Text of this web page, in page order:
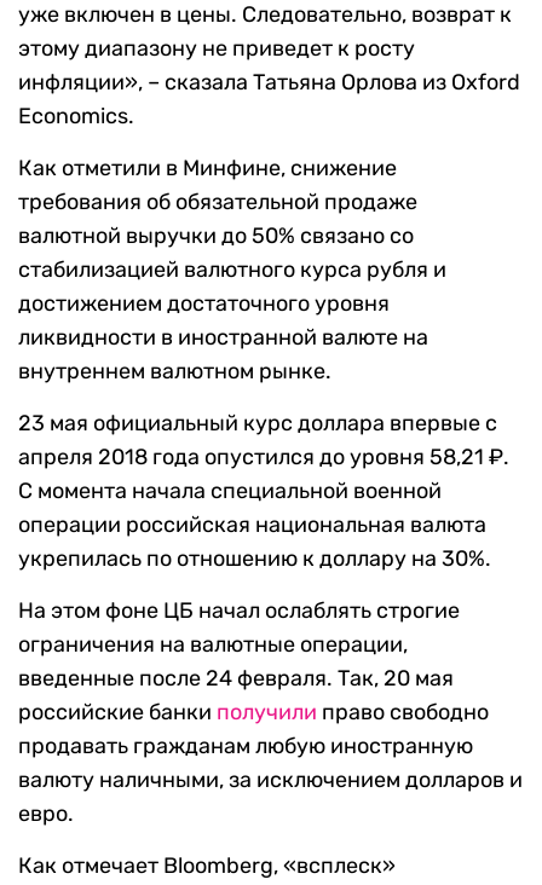
уже включен в цены. Следовательно, возврат к
этому диапазону не приведет к росту
инфляции», – сказала Татьяна Орлова из Oxford
Economics.
Как отметили в Минфине, снижение
требования об обязательной продаже
валютной выручки до 50% связано со
стабилизацией валютного курса рубля и
достижением достаточного уровня
ликвидности в иностранной валюте на
внутреннем валютном рынке.
23 мая официальный курс доллара впервые с
апреля 2018 года опустился до уровня 58,21 ₽.
С момента начала специальной военной
операции российская национальная валюта
укрепилась по отношению к доллару на 30%.
На этом фоне ЦБ начал ослаблять строгие
ограничения на валютные операции,
введенные после 24 февраля. Так, 20 мая
российские банки получили право свободно
продавать гражданам любую иностранную
валюту наличными, за исключением долларов и
евро.
Как отмечает Bloomberg, «всплеск»